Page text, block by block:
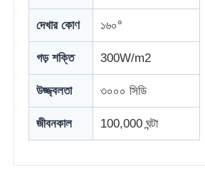
কারখানা ভ্রমণ
মান নিয়ন্ত্রণ
আমাদের সাথে যোগাযোগ করুন
দেখার কোণ ১৬০°
গড় শক্তি 300W/m2
উজ্জ্বলতা ৩০০০ সিডি
জীবনকাল 100,000 ঘন্টা